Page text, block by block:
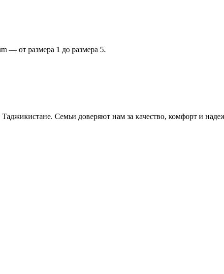
— от размера 1 до размера 5.
Семьи доверяют нам за качество, комфорт и